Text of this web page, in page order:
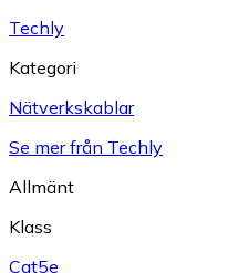
Techly
Kategori
Nätverkskablar
Se mer från Techly
Allmänt
Klass
Cat5e